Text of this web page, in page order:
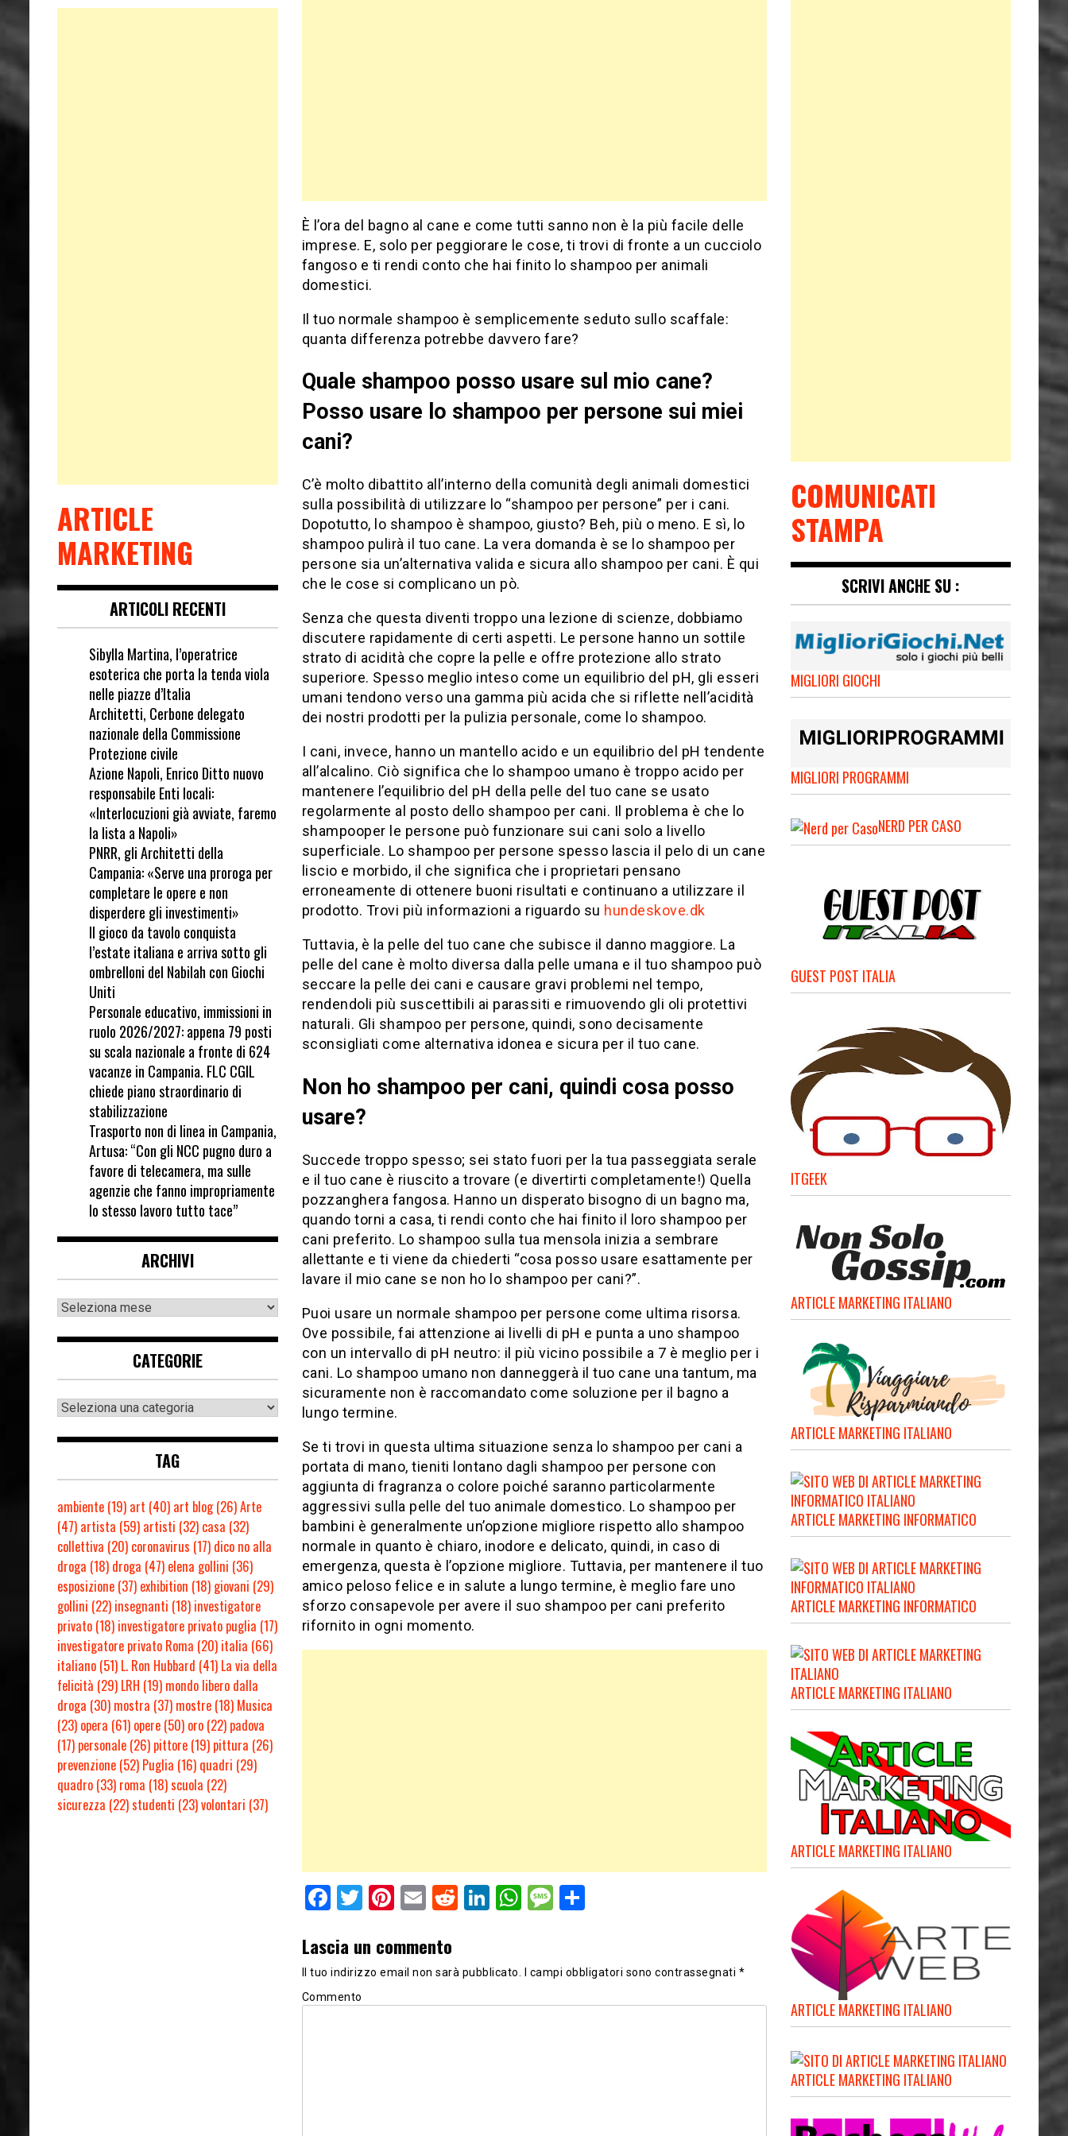
È l’ora del bagno al cane e come tutti sanno non è la più facile delle
imprese. E, solo per peggiorare le cose, ti trovi di fronte a un cucciolo
fangoso e ti rendi conto che hai finito lo shampoo per animali
domestici.
Il tuo normale shampoo è semplicemente seduto sullo scaffale:
quanta differenza potrebbe davvero fare?
Quale shampoo posso usare sul mio cane?
Posso usare lo shampoo per persone sui miei
cani?
C’è molto dibattito all’interno della comunità degli animali domestici
sulla possibilità di utilizzare lo “shampoo per persone” per i cani.
Dopotutto, lo shampoo è shampoo, giusto? Beh, più o meno. E sì, lo
shampoo pulirà il tuo cane. La vera domanda è se lo shampoo per
persone sia un’alternativa valida e sicura allo shampoo per cani. È qui
che le cose si complicano un pò.
Senza che questa diventi troppo una lezione di scienze, dobbiamo
discutere rapidamente di certi aspetti. Le persone hanno un sottile
strato di acidità che copre la pelle e offre protezione allo strato
superiore. Spesso meglio inteso come un equilibrio del pH, gli esseri
umani tendono verso una gamma più acida che si riflette nell’acidità
dei nostri prodotti per la pulizia personale, come lo shampoo.
I cani, invece, hanno un mantello acido e un equilibrio del pH tendente
all’alcalino. Ciò significa che lo shampoo umano è troppo acido per
mantenere l’equilibrio del pH della pelle del tuo cane se usato
regolarmente al posto dello shampoo per cani. Il problema è che lo
shampooper le persone può funzionare sui cani solo a livello
superficiale. Lo shampoo per persone spesso lascia il pelo di un cane
liscio e morbido, il che significa che i proprietari pensano
erroneamente di ottenere buoni risultati e continuano a utilizzare il
prodotto. Trovi più informazioni a riguardo su hundeskove.dk
Tuttavia, è la pelle del tuo cane che subisce il danno maggiore. La
pelle del cane è molto diversa dalla pelle umana e il tuo shampoo può
seccare la pelle dei cani e causare gravi problemi nel tempo,
rendendoli più suscettibili ai parassiti e rimuovendo gli oli protettivi
naturali. Gli shampoo per persone, quindi, sono decisamente
sconsigliati come alternativa idonea e sicura per il tuo cane.
Non ho shampoo per cani, quindi cosa posso
usare?
Succede troppo spesso; sei stato fuori per la tua passeggiata serale
e il tuo cane è riuscito a trovare (e divertirti completamente!) Quella
pozzanghera fangosa. Hanno un disperato bisogno di un bagno ma,
quando torni a casa, ti rendi conto che hai finito il loro shampoo per
cani preferito. Lo shampoo sulla tua mensola inizia a sembrare
allettante e ti viene da chiederti “cosa posso usare esattamente per
lavare il mio cane se non ho lo shampoo per cani?”.
Puoi usare un normale shampoo per persone come ultima risorsa.
Ove possibile, fai attenzione ai livelli di pH e punta a uno shampoo
con un intervallo di pH neutro: il più vicino possibile a 7 è meglio per i
cani. Lo shampoo umano non danneggerà il tuo cane una tantum, ma
sicuramente non è raccomandato come soluzione per il bagno a
lungo termine.
Se ti trovi in ​​questa ultima situazione senza lo shampoo per cani a
portata di mano, tieniti lontano dagli shampoo per persone con
aggiunta di fragranza o colore poiché saranno particolarmente
aggressivi sulla pelle del tuo animale domestico. Lo shampoo per
bambini è generalmente un’opzione migliore rispetto allo shampoo
normale in quanto è chiaro, inodore e delicato, quindi, in caso di
emergenza, questa è l’opzione migliore. Tuttavia, per mantenere il tuo
amico peloso felice e in salute a lungo termine, è meglio fare uno
sforzo consapevole per avere il suo shampoo per cani preferito
rifornito in ogni momento.
Facebook
Twitter
Pinterest
EmailRedditLinkedIn
WhatsApp
Message
Share
Lascia un commento
Il tuo indirizzo email non sarà pubblicato. I campi obbligatori sono contrassegnati *
Commento
ARTICLE
MARKETING
ARTICOLI RECENTI
Sibylla Martina, l’operatrice
esoterica che porta la tenda viola
nelle piazze d’Italia
Architetti, Cerbone delegato
nazionale della Commissione
Protezione civile
Azione Napoli, Enrico Ditto nuovo
responsabile Enti locali:
«Interlocuzioni già avviate, faremo
la lista a Napoli»
PNRR, gli Architetti della
Campania: «Serve una proroga per
completare le opere e non
disperdere gli investimenti»
Il gioco da tavolo conquista
l’estate italiana e arriva sotto gli
ombrelloni del Nabilah con Giochi
Uniti
Personale educativo, immissioni in
ruolo 2026/2027: appena 79 posti
su scala nazionale a fronte di 624
vacanze in Campania. FLC CGIL
chiede piano straordinario di
stabilizzazione
Trasporto non di linea in Campania,
Artusa: “Con gli NCC pugno duro a
favore di telecamera, ma sulle
agenzie che fanno impropriamente
lo stesso lavoro tutto tace”
ARCHIVI
CATEGORIE
TAG
ambiente (19) art (40) art blog(26)Arte
(47) artista (59) artisti (32) casa (32)
collettiva (20) coronavirus (17) dico no alla
droga (18) droga (47) elena gollini (36)
esposizione (37) exhibition (18) giovani (29)
gollini (22) insegnanti (18) investigatore
privato (18) investigatore privato puglia (17)
investigatore privato Roma (20) italia (66)
italiano (51) L. Ron Hubbard (41) La via della
felicità (29) LRH (19) mondo libero dalla
droga (30) mostra (37) mostre (18) Musica
(23) opera (61) opere (50) oro (22) padova
(17) personale (26) pittore (19) pittura (26)
prevenzione (52) Puglia (16) quadri (29)
quadro (33) roma (18)scuola (22)
sicurezza (22)studenti (23)volontari (37)
COMUNICATI
STAMPA
SCRIVI ANCHE SU :
MIGLIORI GIOCHI
MIGLIORI PROGRAMMI
NERD PER CASO
GUEST POST ITALIA
ITGEEK
ARTICLE MARKETING ITALIANO
ARTICLE MARKETING ITALIANO
ARTICLE MARKETING INFORMATICO
ARTICLE MARKETING INFORMATICO
ARTICLE MARKETING ITALIANO
ARTICLE MARKETING ITALIANO
ARTICLE MARKETING ITALIANO
ARTICLE MARKETING ITALIANO